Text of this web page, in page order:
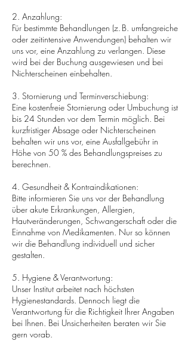
2. Anzahlung:
Für bestimmte Behandlungen (z. B. umfangreiche
oder zeitintensive Anwendungen) behalten wir
uns vor, eine Anzahlung zu verlangen. Diese
wird bei der Buchung ausgewiesen und bei
Nichterscheinen einbehalten.
3. Stornierung und Terminverschiebung:
Eine kostenfreie Stornierung oder Umbuchung ist
bis 24 Stunden vor dem Termin möglich. Bei
kurzfristiger Absage oder Nichterscheinen
behalten wir uns vor, eine Ausfallgebühr in
Höhe von 50 % des Behandlungspreises zu
berechnen.
4. Gesundheit & Kontraindikationen:
Bitte informieren Sie uns vor der Behandlung
über akute Erkrankungen, Allergien,
Hautveränderungen, Schwangerschaft oder die
Einnahme von Medikamenten. Nur so können
wir die Behandlung individuell und sicher
gestalten.
5. Hygiene & Verantwortung:
Unser Institut arbeitet nach höchsten
Hygienestandards. Dennoch liegt die
Verantwortung für die Richtigkeit Ihrer Angaben
bei Ihnen. Bei Unsicherheiten beraten wir Sie
gern vorab.